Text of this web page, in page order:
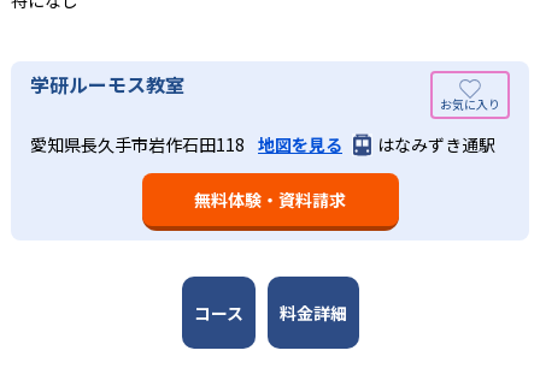
している。
03
週2回の教室学習と毎日の家庭学習
学研教室では、週2回の教室学習と毎日の家庭学習（宿題学
習）の相乗効果を活かす形で生徒の学力向上を進める。週2
回の教室学習において指導者は、生徒の様子を観察しなが
ら学習指導と学習管理を実施。教室学習日以外の日のため
に自宅学習用の教材も提供し、学習の習慣化と学力の定着
を図っている。進度が早い子供は先取り学習も可能だ。
長時間の勉強が苦手な人向け
学研教室では、小学生については、1回の学習時間を30～
50分程度と設定している。この時間設定は、子どもが集中
して学習できる時間が通常「学年×10分±10分」と考えら
れていることに由来するものだ。この限界を超えて勉強し
ても学習の効果は上がらないと学研教室は考え、単なる長
時間学習よりくり返し学習の効果を重視している。そのた
出典：学研教室 公式サイト
学研教室が持つ最大のメリットは、学研の教材開発ノウハ
ウを結集して制作した学習教材を使用している点だ。この
教材は、学習指導要領の内容を全てカバーしており、学校
の勉強がよくわかるというもの。基礎から応用まで、少し
固めから先取り学習まで対応している。算数と国語を重視
すると共に、幼児・小学校低学年から外国語活動の学習に
も対応。中学校英語の準備や高校入試向けの英語力育成に
学研ルーモス教室
愛知県長久手市岩作石田118 地図を見る はなみずき通駅
無料体験・資料請求
コース 料金詳細